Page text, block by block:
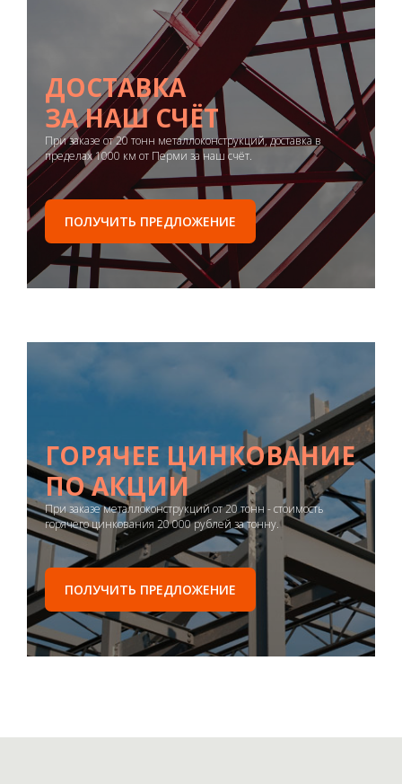
ДОСТАВКА
ЗА НАШ СЧЁТ
При заказе от 20 тонн металлоконструкций, доставка в
пределах 1000 км от Перми за наш счёт.
ПОЛУЧИТЬ ПРЕДЛОЖЕНИЕ
ГОРЯЧЕЕ ЦИНКОВАНИЕ
ПО АКЦИИ
При заказе металлоконструкций от 20 тонн - стоимость
горячего цинкования 20 000 рублей за тонну.
ПОЛУЧИТЬ ПРЕДЛОЖЕНИЕ